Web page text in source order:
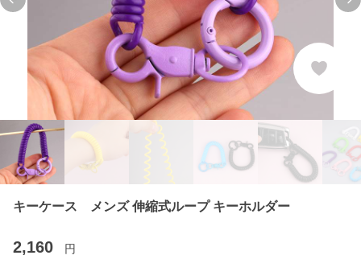
Previous slide
キーケース メンズ 伸縮式ループ キーホルダー
2,160 円